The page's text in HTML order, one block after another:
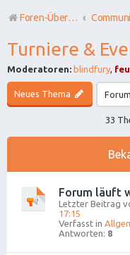
Foren-Übersicht
Turniere &
Moderatoren: blindfury,
Neues Thema
33
Forum läuft
Letzter Beitrag
17:15
Verfasst in
Antworten: 8